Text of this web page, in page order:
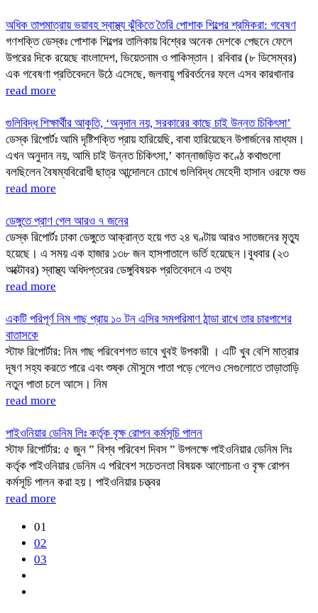
অধিক তাপমাত্রায় ভয়াবহ স্বাস্থ্য ঝুঁকিতে তৈরি পোশাক শিল্পের শ্রমিকরা: গবেষণ
গণশক্তি ডেস্কঃ পোশাক শিল্পের তালিকায় বিশ্বের অনেক দেশকে পেছনে ফেলে
উপরের দিকে রয়েছে বাংলাদেশ, ভিয়েতনাম ও পাকিস্তান। রবিবার (৮ ডিসেম্বর)
এক গবেষণা প্রতিবেদনে উঠে এসেছে, জলবায়ু পরিবর্তনের ফলে এসব কারখানার
read more
গুলিবিদ্ধ শিক্ষার্থীর আকুতি, ‘অনুদান নয়, সরকারের কাছে চাই উন্নত চিকিৎসা’
ডেস্ক রিপোর্টঃ আমি দৃষ্টিশক্তি প্রায় হারিয়েছি, বাবা হারিয়েছেন উপার্জনের মাধ্যম।
এখন অনুদান নয়, আমি চাই উন্নত চিকিৎসা,’ কান্নাজড়িত কণ্ঠে কথাগুলো
বলছিলেন বৈষম্যবিরোধী ছাত্র আন্দোলনে চোখে গুলিবিদ্ধ মেহেদী হাসান ওরফে শুভ
read more
ডেঙ্গুতে প্রাণ গেল আরও ৭ জনের
ডেস্ক রিপোর্টঃ ঢাকা ডেঙ্গুতে আক্রান্ত হয়ে গত ২৪ ঘণ্টায় আরও সাতজনের মৃত্যু
হয়েছে। এ সময় এক হাজার ১৩৮ জন হাসপাতালে ভর্তি হয়েছেন।বুধবার (২৩
অক্টোবর) স্বাস্থ্য অধিদপ্তরের ডেঙ্গুবিষয়ক প্রতিবেদনে এ তথ্য
read more
একটি পরিপূর্ণ নিম গাছ প্রায় ১০ টন এসির সমপরিমাণ ঠান্ডা রাখে তার চারপাশের
বাতাসকে
স্টাফ রিপোর্টার: নিম গাছ পরিবেশগত ভাবে খুবই উপকারী । এটি খুব বেশি মাত্রার
দূষণ সহ্য করতে পারে এবং শুষ্ক মৌসুমে পাতা পড়ে গেলেও সেগুলোতে তাড়াতাড়ি
নতুন পাতা চলে আসে। নিম
read more
পাইওনিয়ার ডেনিম লিঃ কর্তৃক বৃক্ষ রোপন কর্মসূচি পালন
স্টাফ রিপোর্টার: ৫ জুন ” বিশ্ব পরিবেশ দিবস ” উপলক্ষে পাইওনিয়ার ডেনিম লিঃ
কর্তৃক পাইওনিয়ার ডেনিম এ পরিবেশ সচেতনতা বিষয়ক আলোচনা ও বৃক্ষ রোপন
কর্মসূচি পালন করা হয়। পাইওনিয়ার চত্ত্বর
read more
01
02
03